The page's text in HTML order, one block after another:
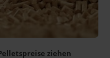
ziehen